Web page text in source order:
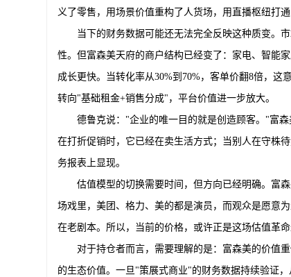
义了零售，用场景价值重构了人货场，用直播枢纽打
当下的财务数据可能还无法完全反映这种质变。
性。但富森美天府的商户结构已经变了：家电、智能
成长更快。当转化率从30%到70%，客单价翻8倍，
转向"基础租金+销售分成"，平台价值进一步放大。
德鲁克说："企业的唯一目的就是创造顾客。"富
在打折促销时，它已经在卖生活方式；当别人在守株
务报表上显现。
估值模型的切换需要时间，但方向已经明确。富
场戏里，美团、格力、美的都是演员，而观众是愿意
在老剧本。所以，当前的价格，或许正是这场估值革命
对于持仓者而言，需要理解的是：富森美的价值
的生态价值。一旦"策展式商业"的财务数据持续验证